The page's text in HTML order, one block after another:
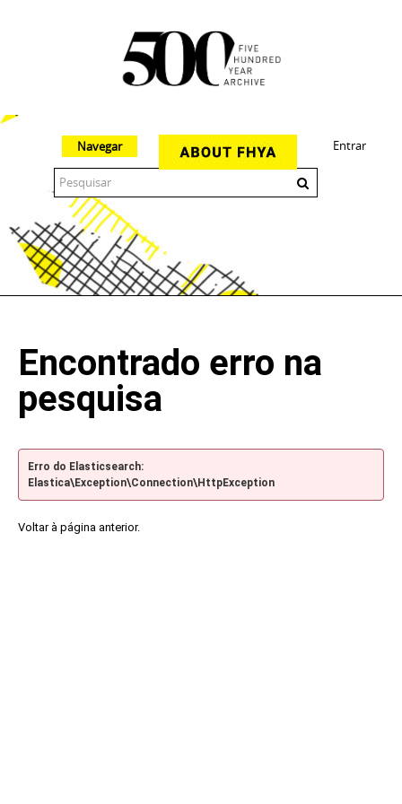
Entrar
Navegar
Encontrado erro na
pesquisa
Erro do Elasticsearch:
Elastica\Exception\Connection\HttpException
Voltar à página anterior.